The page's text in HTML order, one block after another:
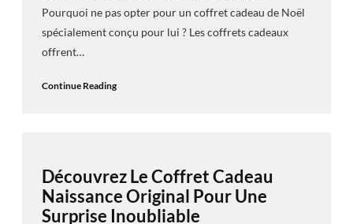
Pourquoi ne pas opter pour un coffret cadeau de Noël
spécialement conçu pour lui ? Les coffrets cadeaux
offrent…
Continue Reading
Découvrez Le Coffret Cadeau
Naissance Original Pour Une
Surprise Inoubliable